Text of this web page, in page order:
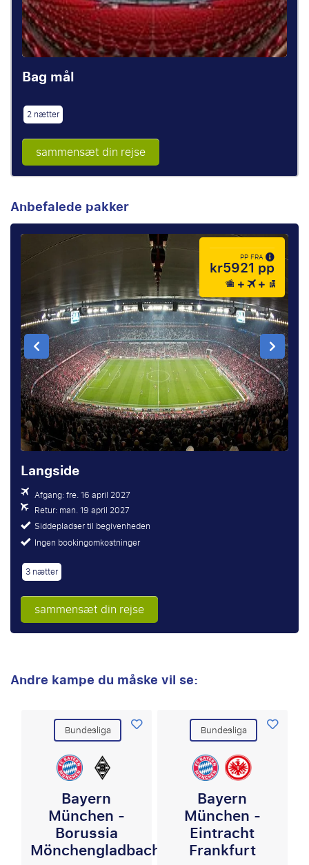
Bag mål
2 nætter
sammensæt din rejse
Anbefalede pakker
PP FRA
kr5921 pp
Langside
Afgang: fre. 16 april 2027
Retur: man. 19 april 2027
Siddepladser til begivenheden
Ingen bookingomkostninger
3 nætter
sammensæt din rejse
Andre kampe du måske vil se:
Bundesliga
Bayern
München -
Borussia
Mönchengladbach
Bundesliga
Bayern
München -
Eintracht
Frankfurt